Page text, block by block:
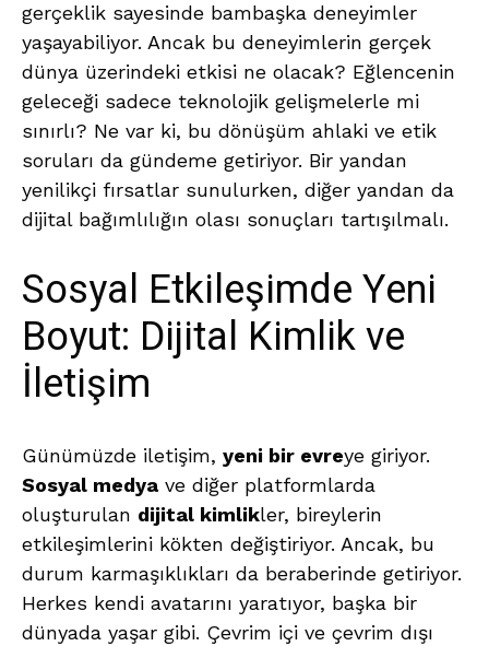
gerçeklik sayesinde bambaşka deneyimler
yaşayabiliyor. Ancak bu deneyimlerin gerçek
dünya üzerindeki etkisi ne olacak? Eğlencenin
geleceği sadece teknolojik gelişmelerle mi
sınırlı? Ne var ki, bu dönüşüm ahlaki ve etik
soruları da gündeme getiriyor. Bir yandan
yenilikçi fırsatlar sunulurken, diğer yandan da
dijital bağımlılığın olası sonuçları tartışılmalı.
Sosyal Etkileşimde Yeni
Boyut: Dijital Kimlik ve
İletişim
Günümüzde iletişim, yeni bir evreye giriyor.
Sosyal medya ve diğer platformlarda
oluşturulan dijital kimlikler, bireylerin
etkileşimlerini kökten değiştiriyor. Ancak, bu
durum karmaşıklıkları da beraberinde getiriyor.
Herkes kendi avatarını yaratıyor, başka bir
dünyada yaşar gibi. Çevrim içi ve çevrim dışı